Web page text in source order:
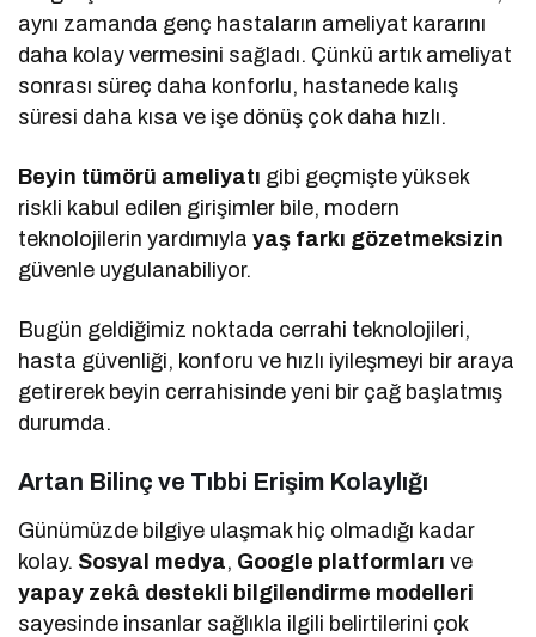
aynı zamanda genç hastaların ameliyat kararını
daha kolay vermesini sağladı. Çünkü artık ameliyat
sonrası süreç daha konforlu, hastanede kalış
süresi daha kısa ve işe dönüş çok daha hızlı.
Beyin tümörü ameliyatı gibi geçmişte yüksek
riskli kabul edilen girişimler bile, modern
teknolojilerin yardımıylayaş farkı gözetmeksizin
güvenle uygulanabiliyor.
Bugün geldiğimiz noktada cerrahi teknolojileri,
hasta güvenliği, konforu ve hızlı iyileşmeyi bir araya
getirerek beyin cerrahisinde yeni bir çağ başlatmış
durumda.
Artan Bilinç ve Tıbbi Erişim Kolaylığı
Günümüzde bilgiye ulaşmak hiç olmadığı kadar
kolay. Sosyal medya, Google platformları ve
yapay zekâ destekli bilgilendirme modelleri
sayesinde insanlar sağlıkla ilgili belirtilerini çok